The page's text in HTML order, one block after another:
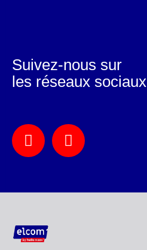
Suivez-nous sur
les réseaux sociaux